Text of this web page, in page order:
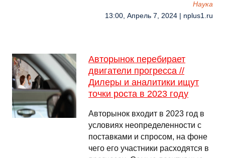
Наука
13:00, Апрель 7, 2024 | nplus1.ru
Авторынок перебирает
двигатели прогресса //
Дилеры и аналитики ищут
точки роста в 2023 году
Авторынок входит в 2023 год в
условиях неопределенности с
поставками и спросом, на фоне
чего его участники расходятся в